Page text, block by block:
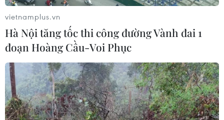
Khủng hoảng Ukraine là sự thất bại trong
chính sách của EU
06/02/2015 23:25
Phát biểu trước thềm Hội nghị An ninh Munich, một
chuyên gia Trung Quốc cho biết cuộc khủng hoảng
Ukraine phản ánh những thiếu sót trong chính sách của
Liên minh châu Âu (EU).
vietnamplus.vn
Hà Nội tăng tốc thi công đường Vành đai 1
đoạn Hoàng Cầu-Voi Phục